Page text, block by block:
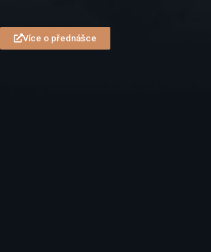
Více o přednášce